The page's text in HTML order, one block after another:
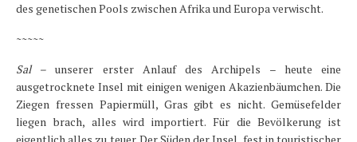
des genetischen Pools zwischen Afrika und Europa verwischt.
~~~~~
Sal – unserer erster Anlauf des Archipels – heute eine
ausgetrocknete Insel mit einigen wenigen Akazienbäumchen. Die
Ziegen fressen Papiermüll, Gras gibt es nicht. Gemüsefelder
liegen brach, alles wird importiert. Für die Bevölkerung ist